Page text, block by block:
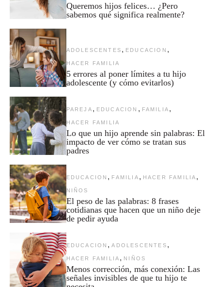
Queremos hijos felices… ¿Pero
sabemos qué significa realmente?
ADOLESCENTES , EDUCACION ,
HACER FAMILIA
5 errores al poner límites a tu hijo
adolescente (y cómo evitarlos)
PAREJA , EDUCACION , FAMILIA ,
HACER FAMILIA
Lo que un hijo aprende sin palabras: El
impacto de ver cómo se tratan sus
padres
EDUCACION , FAMILIA , HACER FAMILIA ,
NIÑOS
El peso de las palabras: 8 frases
cotidianas que hacen que un niño deje
de pedir ayuda
EDUCACION , ADOLESCENTES ,
HACER FAMILIA , NIÑOS
Menos corrección, más conexión: Las
señales invisibles de que tu hijo te